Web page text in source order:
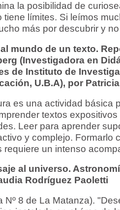
la posibilidad de
tiene límites. Si leímos
más por descubrir y
mundo de un texto.
(Investigadora en
de Instituto de
U.B.A), por
es una actividad básica
textos
Leer para aprender
y complejo. Formarlo
requiere un intenso
al universo.
Rodríguez Paoletti
Nº 8 de La Matanza).